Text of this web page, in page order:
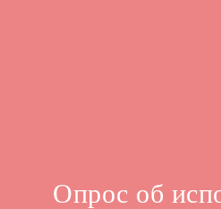
Опрос об